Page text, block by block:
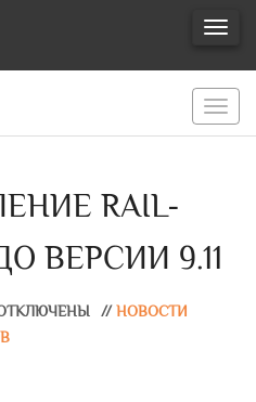
RAIL-
ВЕРСИИ 9.11
// НОВОСТИ